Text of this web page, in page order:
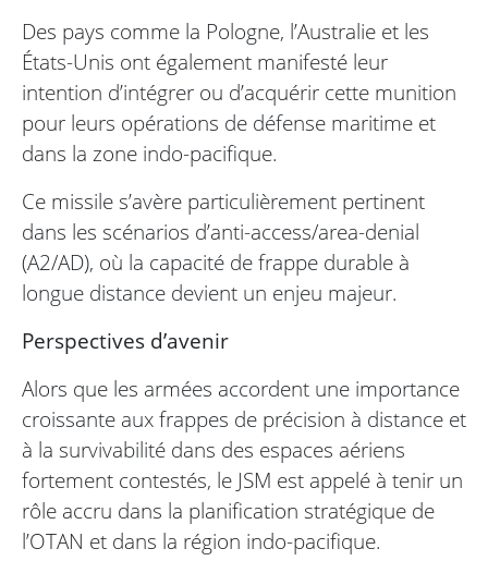
Des pays comme la Pologne, l’Australie et les
États-Unis ont également manifesté leur
intention d’intégrer ou d’acquérir cette munition
pour leurs opérations de défense maritime et
dans la zone indo-pacifique.
Ce missile s’avère particulièrement pertinent
dans les scénarios d’anti-access/area-denial
(A2/AD), où la capacité de frappe durable à
longue distance devient un enjeu majeur.
Perspectives d’avenir
Alors que les armées accordent une importance
croissante aux frappes de précision à distance et
à la survivabilité dans des espaces aériens
fortement contestés, le JSM est appelé à tenir un
rôle accru dans la planification stratégique de
l’OTAN et dans la région indo-pacifique.